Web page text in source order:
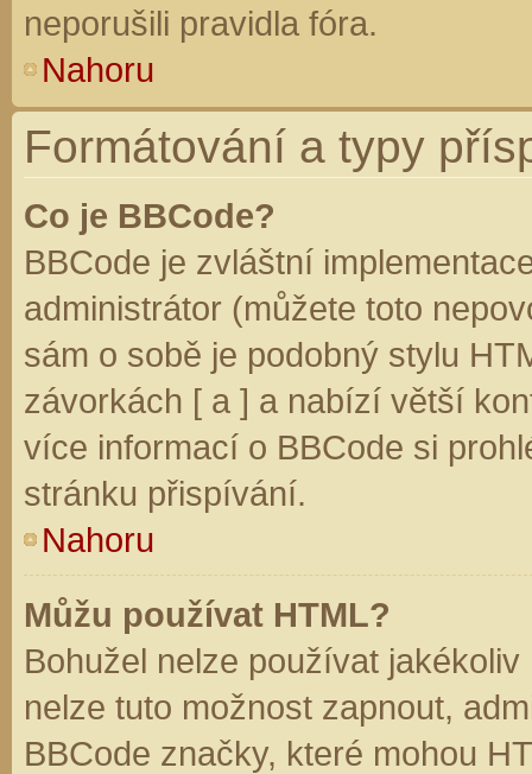
neporušili pravidla fóra.
Nahoru
Formátování a typy
Co je BBCode?
BBCode je zvláštní
administrátor (můžete toto
sám o sobě je podobný stylu
závorkách [ a ] a nabízí větší
více informací o BBCode si
stránku přispívání.
Nahoru
Můžu používat HTML?
Bohužel nelze používat
nelze tuto možnost zapnout,
BBCode značky, které mohou